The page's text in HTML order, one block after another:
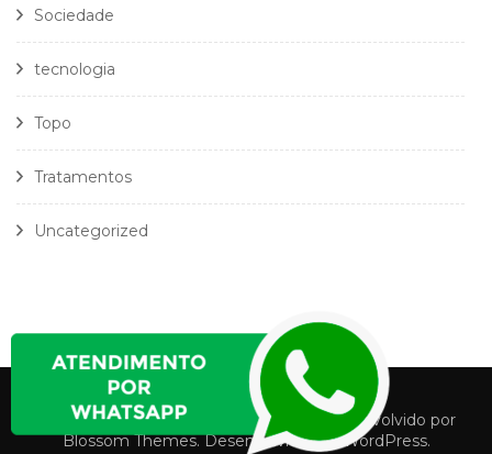
Sociedade
tecnologia
Topo
Tratamentos
Uncategorized
Política Privacidade
Termos e Condições
Fashion Stylist | Desenvolvido por
Blossom Themes. Desenvolvido porWordPress.